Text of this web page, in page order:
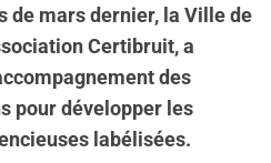
de mars dernier, la Ville de
Certibruit, a
des
pour développer les
labélisées.